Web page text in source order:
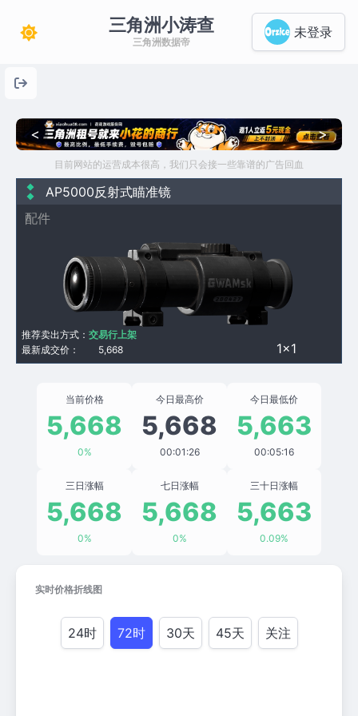
三角洲小涛查
三角洲数据帝
未登录
< >
目前网站的运营成本很高，我们只会接一些靠谱的广告回血
AP5000反射式瞄准镜
配件
1×1
最新成交价： 5,668
推荐卖出方式： 交易行上架
当前价格
5,668
0%
今日最高价
5,668
00:01:26
今日最低价
5,663
00:05:16
三日涨幅
5,668
0%
七日涨幅
5,668
0%
三十日涨幅
5,663
0.09%
实时价格折线图
24时 72时 30天 45天 关注